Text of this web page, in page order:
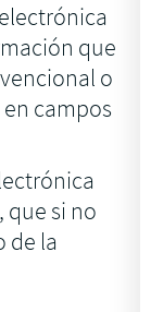
que
o
campos
que si no
de la